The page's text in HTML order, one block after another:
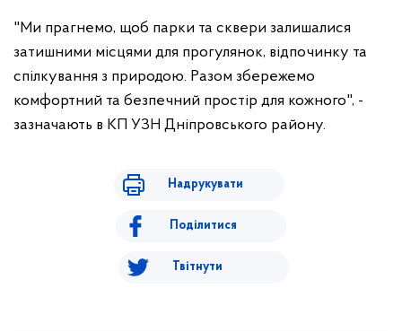
"Ми прагнемо, щоб парки та сквери залишалися
затишними місцями для прогулянок, відпочинку та
спілкування з природою. Разом збережемо
комфортний та безпечний простір для кожного", -
зазначають в КП УЗН Дніпровського району.
Надрукувати
Поділитися
Твітнути